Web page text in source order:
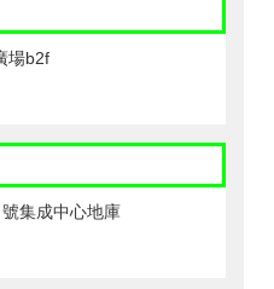
場b2f
集成中心地庫